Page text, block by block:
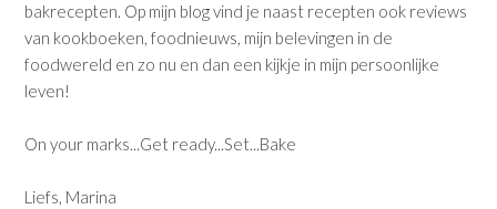
bakrecepten. Op mijn blog vind je naast recepten ook reviews
van kookboeken, foodnieuws, mijn belevingen in de
foodwereld en zo nu en dan een kijkje in mijn persoonlijke
leven!
On your marks...Get ready...Set...Bake
Liefs, Marina